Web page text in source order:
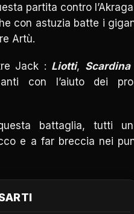
partita contro
con astuzia batte i
Artù.
Jack : Liotti, Scardina
con l’aiuto dei
battaglia, tutti
e a far breccia nei